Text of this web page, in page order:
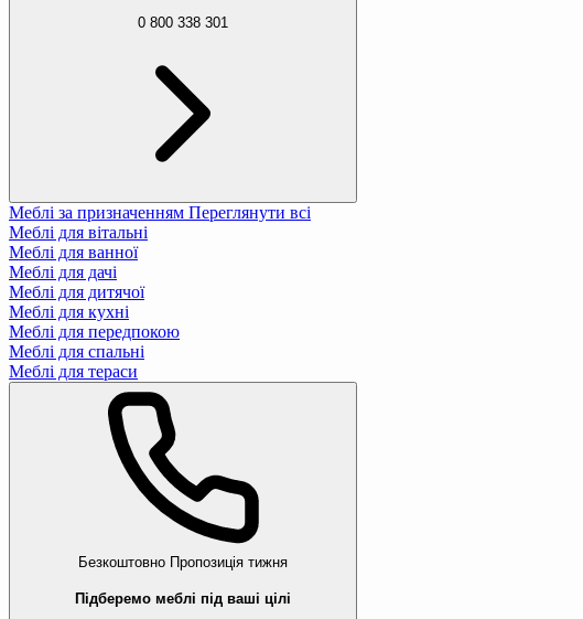
0 800 338 301
Меблі за призначенням Переглянути всі
Меблі для вітальні
Меблі для ванної
Меблі для дачі
Меблі для дитячої
Меблі для кухні
Меблі для передпокою
Меблі для спальні
Меблі для тераси
Безкоштовно Пропозиція тижня
Підберемо меблі під ваші цілі